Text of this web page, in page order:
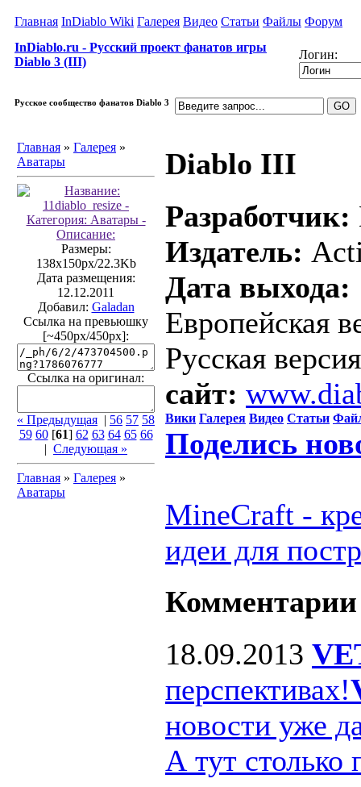
Главная InDiablo Wiki Галерея Видео Статьи Файлы Форум
InDiablo.ru - Русский проект фанатов игры
Diablo 3 (III)
Логин:
Русское сообщество фанатов Diablo 3
Главная » Галерея »
Аватары
Размеры:
138x150px/22.3Kb
Дата размещения:
12.12.2011
Добавил: Galadan
Ссылка на превьюшку
[~450px/450px]:
Ссылка на оригинал:
« Предыдущая | 56 57 58
59 60[61] 62 63 64 65 66
| Следующая »
Главная » Галерея »
Аватары
Diablo III
Разработчик:
Издатель:
Дата выхода:
Европейская
Русская
сайт:
Вики Галерея Видео Статьи
Поделись
MineCraft -
идеи для
Комментарии
18.09.2013
перспективах!
новости уже
А тут